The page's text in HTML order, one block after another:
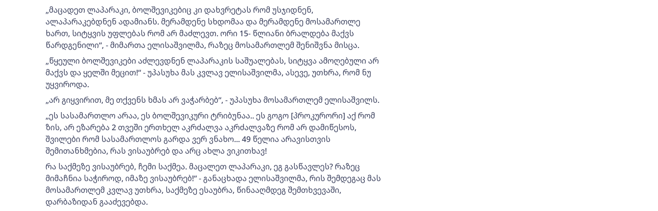
„მაცადეთ ლაპარაკი, ბოლშევიკებიც კი დახვრეტას რომ უსჯიდნენ,
ალაპარაკებდნენ ადამიანს. მერამდენე სხდომაა და მერამდენე მოსამართლე
ხართ, სიტყვის უფლებას რომ არ მაძლევთ. ორი 15- წლიანი ბრალდება მაქვს
წარდგენილი“, - მიმართა ელისაშვილმა, რაზეც მოსამართლემ შენიშვნა მისცა.
„წყეული ბოლშევიკები აძლევდნენ ლაპარაკის საშუალებას, სიტყვა ამოღებული არ
მაქვს და ყელში მეცით!“ - უპასუხა მას კვლავ ელისაშვილმა, ასევე, უთხრა, რომ ნუ
უყვიროდა.
„არ გიყვირით, მე თქვენს ხმას არ ვაჭარბებ“, - უპასუხა მოსამართლემ ელისაშვილს.
„ეს სასამართლო არაა, ეს ბოლშევიკური ტრიბუნაა.. ეს გოგო [პროკურორი] აქ რომ
ზის, არ ეზარება 2 თვეში ერთხელ აკრძალვა აკრძალვაზე რომ არ დამიწესოს,
შვილები რომ სასამართლოს გარდა ვერ ვნახო... 49 წელია არავისთვის
შემითანხმებია, რას ვისაუბრებ და არც ახლა ვიკითხავ!
რა საქმეზე ვისაუბრებ, ჩემი საქმეა. მაცალეთ ლაპარაკი, ეგ გასწავლეს? რაზეც
მიმაჩნია საჭიროდ, იმაზე ვისაუბრებ!“ - განაცხადა ელისაშვილმა, რის შემდეგაც მას
მოსამართლემ კვლავ უთხრა, საქმეზე ესაუბრა, წინააღმდეგ შემთხვევაში,
დარბაზიდან გააძევებდა.